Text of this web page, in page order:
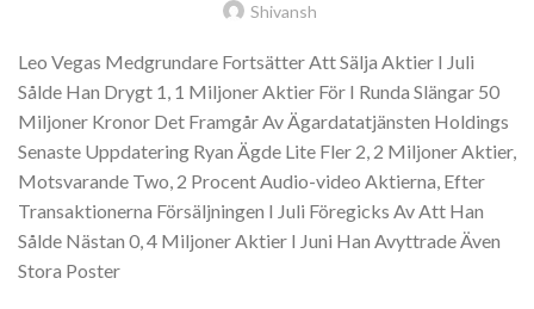
Shivansh
Leo Vegas Medgrundare Fortsätter Att Sälja Aktier I Juli
Sålde Han Drygt 1, 1 Miljoner Aktier För I Runda Slängar 50
Miljoner Kronor Det Framgår Av Ägardatatjänsten Holdings
Senaste Uppdatering Ryan Ägde Lite Fler 2, 2 Miljoner Aktier,
Motsvarande Two, 2 Procent Audio-video Aktierna, Efter
Transaktionerna Försäljningen I Juli Föregicks Av Att Han
Sålde Nästan 0, 4 Miljoner Aktier I Juni Han Avyttrade Även
Stora Poster